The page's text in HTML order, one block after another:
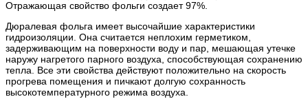
Отражающая свойство фольги создает 97%.
Дюралевая фольга имеет высочайшие характеристики
гидроизоляции. Она считается неплохим герметиком,
задерживающим на поверхности воду и пар, мешающая утечке
наружу нагретого парного воздуха, способствующая сохранению
тепла. Все эти свойства действуют положительно на скорость
прогрева помещения и пичкают долгую сохранность
высокотемпературного режима воздуха.